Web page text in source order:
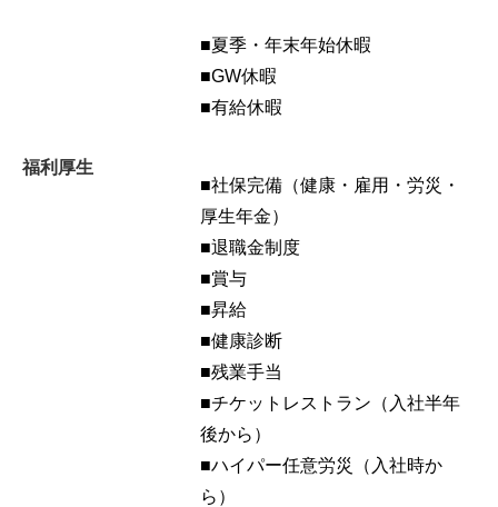
■夏季・年末年始休暇
■GW休暇
■有給休暇
福利厚生
■社保完備（健康・雇用・労災・
厚生年金）
■退職金制度
■賞与
■昇給
■健康診断
■残業手当
■チケットレストラン（入社半年
後から）
■ハイパー任意労災（入社時か
ら）